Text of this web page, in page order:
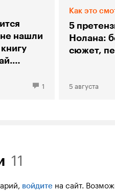
нашли
1
Как это
5
Нолана:
сюжет,
5 августа
11
войдите на сайт.